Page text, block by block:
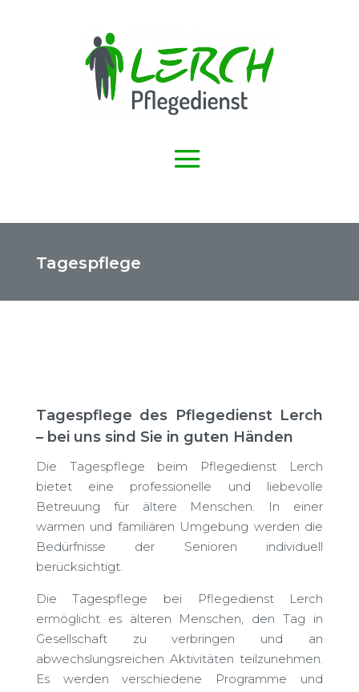
Tagespflege
Tagespflege des Pflegedienst Lerch
– bei uns sind Sie in guten Händen
Die Tagespflege beim Pflegedienst Lerch
bietet eine professionelle und liebevolle
Betreuung für ältere Menschen. In einer
warmen und familiären Umgebung werden die
Bedürfnisse der Senioren individuell
berücksichtigt.
Die Tagespflege bei Pflegedienst Lerch
ermöglicht es älteren Menschen, den Tag in
Gesellschaft zu verbringen und an
abwechslungsreichen Aktivitäten teilzunehmen.
Es werden verschiedene Programme und